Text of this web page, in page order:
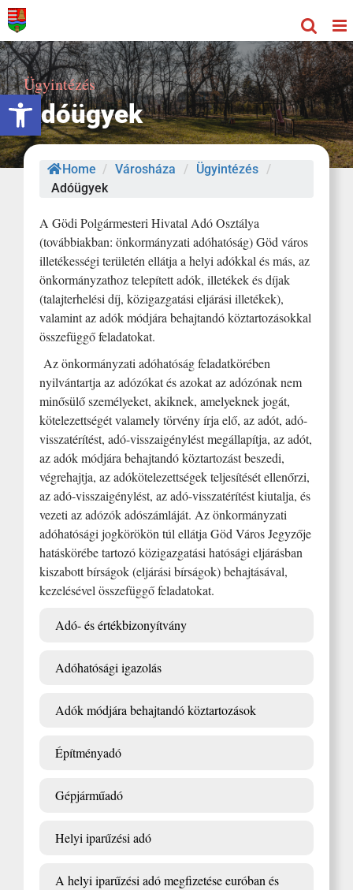
Eszköztár megnyitása
Kihagyás
Ügyintézés
Adóügyek
Home / Városháza / Ügyintézés /
Adóügyek
A Gödi Polgármesteri Hivatal Adó Osztálya
(továbbiakban: önkormányzati adóhatóság) Göd város
illetékességi területén ellátja a helyi adókkal és más, az
önkormányzathoz telepített adók, illetékek és díjak
(talajterhelési díj, közigazgatási eljárási illetékek),
valamint az adók módjára behajtandó köztartozásokkal
összefüggő feladatokat.
Az önkormányzati adóhatóság feladatkörében
nyilvántartja az adózókat és azokat az adózónak nem
minősülő személyeket, akiknek, amelyeknek jogát,
kötelezettségét valamely törvény írja elő, az adót, adó-
visszatérítést, adó-visszaigénylést megállapítja, az adót,
az adók módjára behajtandó köztartozást beszedi,
végrehajtja, az adókötelezettségek teljesítését ellenőrzi,
az adó-visszaigénylést, az adó-visszatérítést kiutalja, és
vezeti az adózók adószámláját. Az önkormányzati
adóhatósági jogkörökön túl ellátja Göd Város Jegyzője
hatáskörébe tartozó közigazgatási hatósági eljárásban
kiszabott bírságok (eljárási bírságok) behajtásával,
kezelésével összefüggő feladatokat.
Adó- és értékbizonyítvány
Adóhatósági igazolás
Adók módjára behajtandó köztartozások
Építményadó
Gépjárműadó
Helyi iparűzési adó
A helyi iparűzési adó megfizetése euróban és